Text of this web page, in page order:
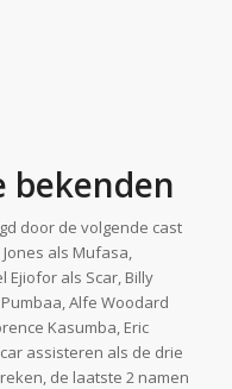
bekenden
door de volgende cast
als Mufasa,
Ejiofor als Scar, Billy
Alfe Woodard
Kasumba, Eric
assisteren als de drie
de laatste 2 namen